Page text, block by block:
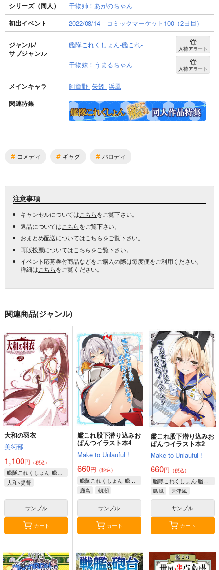
シリーズ（同人）
干物姉！あがのちゃん
初出イベント
2022/08/14 コミックマーケット100（2日目）
ジャンル/
サブジャンル
艦隊これくしょん-艦これ- 入荷アラート
干物妹！うまるちゃん 入荷アラート
メインキャラ 阿賀野 矢矧 浜風
関連特集
# コメディ # ギャグ # パロディ
注意事項
キャンセルについては こちらをご覧下さい。
返品については こちらをご覧下さい。
おまとめ配送については こちらをご覧下さい。
再販投票については こちらをご覧下さい。
イベント応募券付商品などをご購入の際は毎度便をご利用ください。
詳細は こちらをご覧ください。
関連商品(ジャンル)
大和の羽衣
美術部
1,100円 （税込）
艦隊これくしょん-艦これ-
大和×提督
サンプル
カート
艦これ股下潜り込みお
ぱんつイラスト本4
Make to Unlauful !
660円 （税込）
艦隊これくしょん-艦これ-
鹿島
朝潮
サンプル
カート
艦これ股下潜り込みお
ぱんつイラスト本2
Make to Unlauful !
660円 （税込）
艦隊これくしょん-艦これ-
島風
天津風
サンプル
カート